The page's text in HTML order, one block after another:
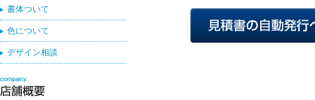
書体ついて
色について
デザイン相談